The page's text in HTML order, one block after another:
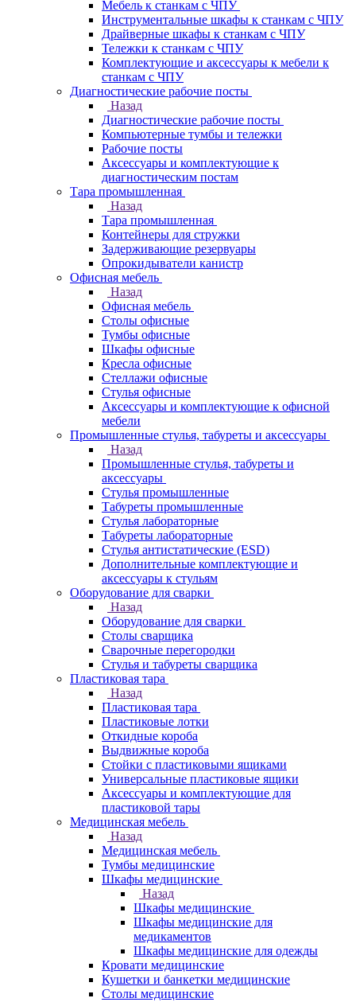
Мебель к станкам с ЧПУ
Инструментальные шкафы к станкам с ЧПУ
Драйверные шкафы к станкам с ЧПУ
Тележки к станкам с ЧПУ
Комплектующие и аксессуары к мебели к
станкам с ЧПУ
Диагностические рабочие посты
Назад
Диагностические рабочие посты
Компьютерные тумбы и тележки
Рабочие посты
Аксессуары и комплектующие к
диагностическим постам
Тара промышленная
Назад
Тара промышленная
Контейнеры для стружки
Задерживающие резервуары
Опрокидыватели канистр
Офисная мебель
Назад
Офисная мебель
Столы офисные
Тумбы офисные
Шкафы офисные
Кресла офисные
Стеллажи офисные
Стулья офисные
Аксессуары и комплектующие к офисной
мебели
Промышленные стулья, табуреты и аксессуары
Назад
Промышленные стулья, табуреты и
аксессуары
Стулья промышленные
Табуреты промышленные
Стулья лабораторные
Табуреты лабораторные
Стулья антистатические (ESD)
Дополнительные комплектующие и
аксессуары к стульям
Оборудование для сварки
Назад
Оборудование для сварки
Столы сварщика
Сварочные перегородки
Стулья и табуреты сварщика
Пластиковая тара
Назад
Пластиковая тара
Пластиковые лотки
Откидные короба
Выдвижные короба
Стойки с пластиковыми ящиками
Универсальные пластиковые ящики
Аксессуары и комплектующие для
пластиковой тары
Медицинская мебель
Назад
Медицинская мебель
Тумбы медицинские
Шкафы медицинские
Назад
Шкафы медицинские
Шкафы медицинские для
медикаментов
Шкафы медицинские для одежды
Кровати медицинские
Кушетки и банкетки медицинские
Столы медицинские